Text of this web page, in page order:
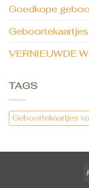
Goedkope
VERNIEUWDE
TAGS
Geboortekaartjes